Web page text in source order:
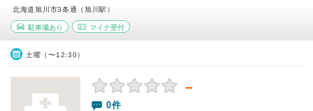
北海道旭川市3条通（旭川駅）
駐車場あり マイナ受付
土曜（〜12:30）
－
0件